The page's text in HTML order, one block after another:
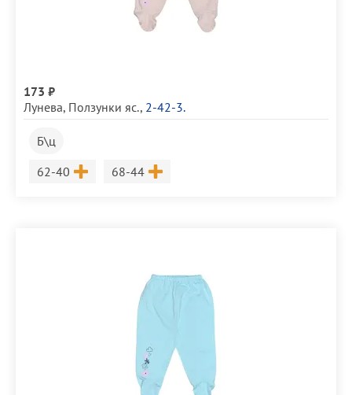
173 ₽
Лунева, Ползунки яс., 2-42-3.
Б\ц
Размер
62-40 Размер
68-44